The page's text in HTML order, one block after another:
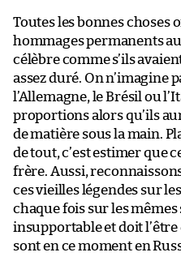
Toutes les bonnes choses
hommages permanents
célèbre comme s’ils
assez duré. On n’imagine
l’Allemagne, le Brésil ou
proportions alors qu’ils
de matière sous la main.
de tout, c’est estimer que
frère. Aussi,
ces vieilles légendes sur
chaque fois sur les mêmes
insupportable et doit
sont en ce moment en